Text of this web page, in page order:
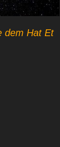
dem Hat Et